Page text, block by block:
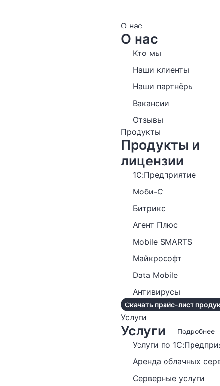
О нас
О нас
Кто мы
Наши клиенты
Наши партнёры
Вакансии
Отзывы
Продукты
Продукты и
лицензии
1С:Предприятие
Моби-С
Битрикс
Агент Плюс
Mobile SMARTS
Майкрософт
Data Mobile
Антивирусы
Скачать прайс-лист
Услуги
Услуги Подробнее
Услуги по
Аренда облачных
Серверные услуги